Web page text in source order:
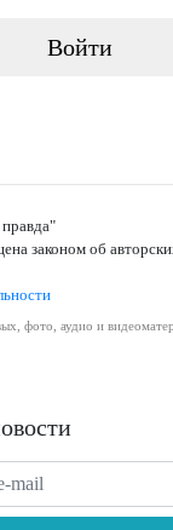
законом об
фото, аудио и